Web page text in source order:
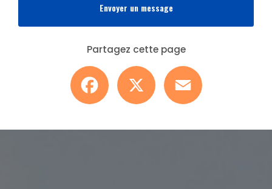
Envoyer un message
Partagez cette page
Facebook